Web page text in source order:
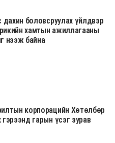
боловсруулах үйлдвэр
хамтын ажиллагааны
нээж байна
корпорацийн Хөтөлбөр
гарын үсэг зурав